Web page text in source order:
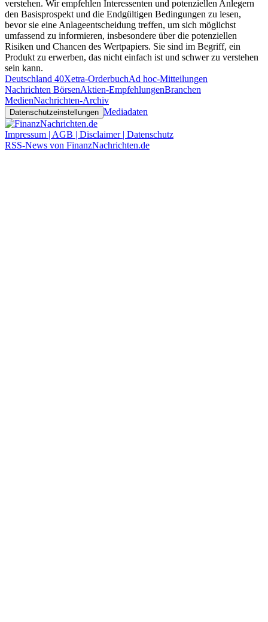
verstehen. Wir empfehlen Interessenten und potenziellen Anlegern
den Basisprospekt und die Endgültigen Bedingungen zu lesen,
bevor sie eine Anlageentscheidung treffen, um sich möglichst
umfassend zu informieren, insbesondere über die potenziellen
Risiken und Chancen des Wertpapiers. Sie sind im Begriff, ein
Produkt zu erwerben, das nicht einfach ist und schwer zu verstehen
sein kann.
Deutschland 40Xetra-OrderbuchAd hoc-Mitteilungen
Nachrichten BörsenAktien-EmpfehlungenBranchen
MedienNachrichten-Archiv
Datenschutzeinstellungen Mediadaten
Impressum | AGB | Disclaimer | Datenschutz
RSS-News von FinanzNachrichten.de